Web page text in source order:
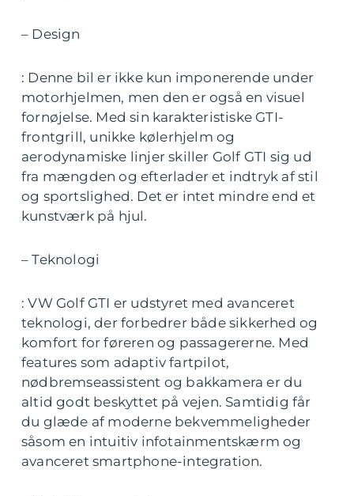
– Design
: Denne bil er ikke kun imponerende under
motorhjelmen, men den er også en visuel
fornøjelse. Med sin karakteristiske GTI-
frontgrill, unikke kølerhjelm og
aerodynamiske linjer skiller Golf GTI sig ud
fra mængden og efterlader et indtryk af stil
og sportslighed. Det er intet mindre end et
kunstværk på hjul.
– Teknologi
: VW Golf GTI er udstyret med avanceret
teknologi, der forbedrer både sikkerhed og
komfort for føreren og passagererne. Med
features som adaptiv fartpilot,
nødbremseassistent og bakkamera er du
altid godt beskyttet på vejen. Samtidig får
du glæde af moderne bekvemmeligheder
såsom en intuitiv infotainmentskærm og
avanceret smartphone-integration.